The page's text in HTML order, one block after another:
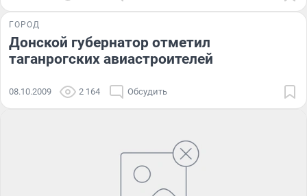
ГОРОД
Донской губернатор отметил
таганрогских авиастроителей
08.10.2009 2 164 Обсудить